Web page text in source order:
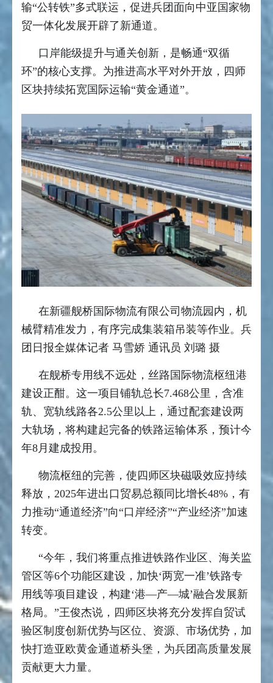
输“公转铁”多式联运，促进兵团面向中亚国家物
贸一体化发展开辟了新通道。
口岸能级提升与通关创新，是畅通“双循
环”的核心支撑。为推进高水平对外开放，四师
区块持续拓宽国际运输“黄金通道”。
在新疆舰桥国际物流有限公司物流园内，机
械臂精准发力，有序完成集装箱吊装等作业。兵
团日报全媒体记者 马雪娇 通讯员 刘璐 摄
在舰桥专用线不远处，丝路国际物流枢纽港
建设正酣。这一项目铺轨总长7.468公里，含准
轨、宽轨线路各2.5公里以上，通过配套建设两
大轨场，将构建起完备的铁路运输体系，预计今
年8月建成投用。
物流枢纽的完善，使四师区块磁吸效应持续
释放，2025年进出口贸易总额同比增长48%，有
力推动“通道经济”向“口岸经济”“产业经济”加速
转变。
“今年，我们将重点推进铁路作业区、海关监
管区等6个功能区建设，加快‘两宽一准’铁路专
用线等项目建设，构建‘港―产―城’融合发展新
格局。”王俊杰说，四师区块将充分发挥自贸试
验区制度创新优势与区位、资源、市场优势，加
快打造亚欧黄金通道桥头堡，为兵团高质量发展
贡献更大力量。